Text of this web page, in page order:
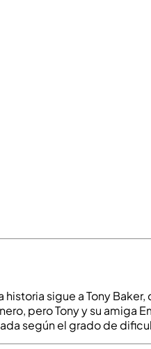
sigue a Tony
pero Tony y su amiga
según el grado de